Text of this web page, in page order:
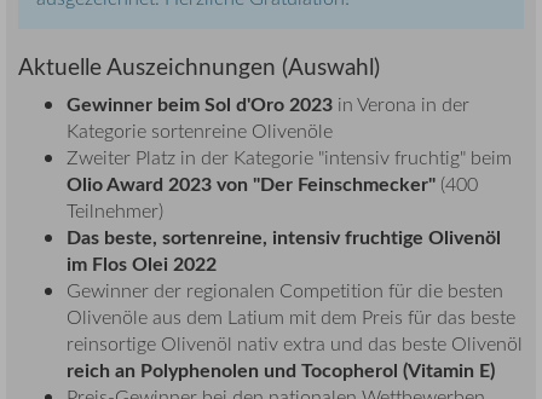
Aktuelle Auszeichnungen (Auswahl)
Gewinner beim Sol d'Oro 2023 in Verona in der
Kategorie sortenreine Olivenöle
Zweiter Platz in der Kategorie "intensiv fruchtig" beim
Olio Award 2023 von "Der Feinschmecker" (400
Teilnehmer)
Das beste, sortenreine, intensiv fruchtige Olivenöl
im Flos Olei 2022
Gewinner der regionalen Competition für die besten
Olivenöle aus dem Latium mit dem Preis für das beste
reinsortige Olivenöl nativ extra und das beste Olivenöl
reich an Polyphenolen und Tocopherol (Vitamin E)